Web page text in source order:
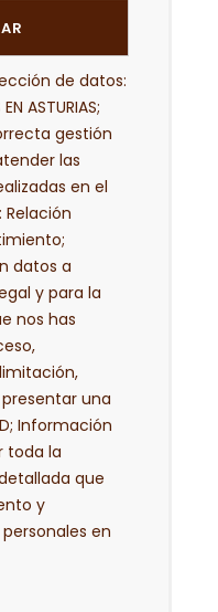
de datos:
ASTURIAS;
gestión
las
en el
datos a
y para la
nos has
una
Información
toda la
que
y
en